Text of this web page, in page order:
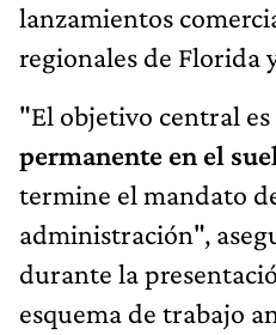
lanzamientos
regionales de Florida
"El objetivo central es
permanente en el
termine el mandato
administración",
durante la
esquema de trabajo